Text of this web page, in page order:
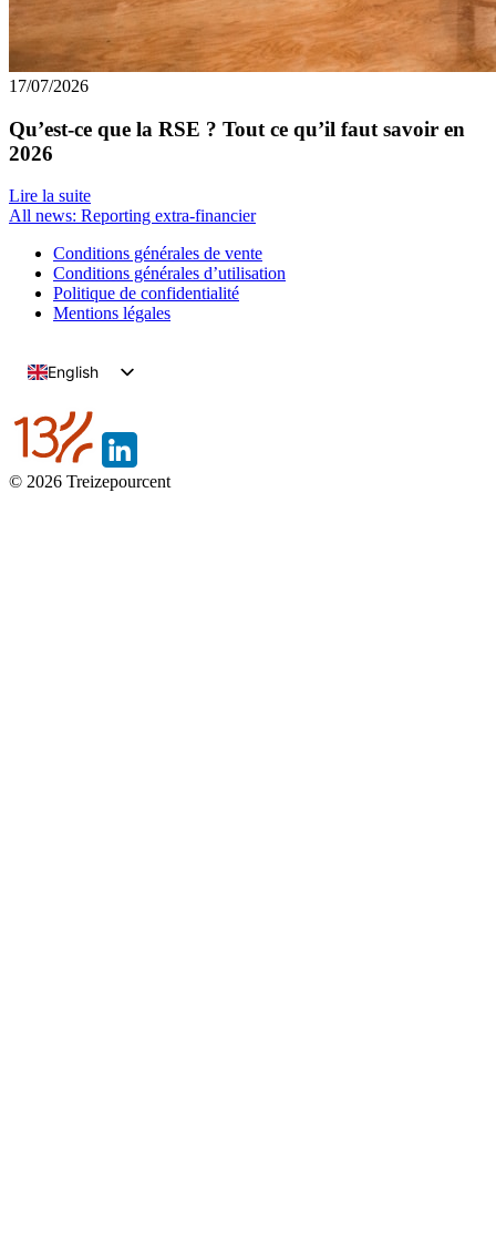
17/07/2026
Qu’est-ce que la RSE ? Tout ce qu’il faut savoir en
2026
Lire la suite
All news: Reporting extra-financier
Conditions générales de vente
Conditions générales d’utilisation
Politique de confidentialité
Mentions légales
English
French
© 2026 Treizepourcent